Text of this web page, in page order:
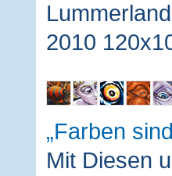
2010
Farben
Mit Diesen